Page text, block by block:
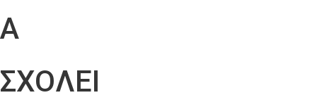
Α
ΣΧΟΛΕΙ